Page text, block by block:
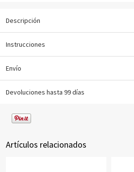
Descripción
Instrucciones
Envío
Devoluciones hasta 99 días
Artículos relacionados